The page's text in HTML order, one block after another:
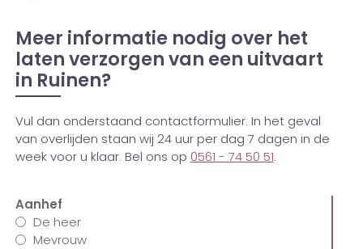
Meer informatie nodig over het
laten verzorgen van een uitvaart
in Ruinen?
Vul dan onderstaand contactformulier. In het geval
van overlijden staan wij 24 uur per dag 7 dagen in de
week voor u klaar. Bel ons op 0561 - 74 50 51.
Aanhef
De heer
Mevrouw